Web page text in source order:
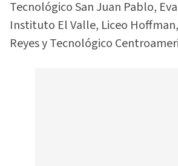
Tecnológico San Juan Pablo,
Instituto El Valle, Liceo
Reyes y Tecnológico